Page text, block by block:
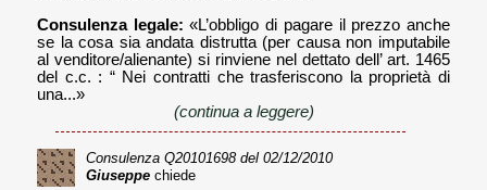
Consulenza legale: «L’obbligo di pagare il prezzo anche
se la cosa sia andata distrutta (per causa non imputabile
al venditore/alienante) si rinviene nel dettato dell’ art. 1465
del c.c. : “ Nei contratti che trasferiscono la proprietà di
una...»
(continua a leggere)
Consulenza Q20101698del 02/12/2010
Giuseppe chiede